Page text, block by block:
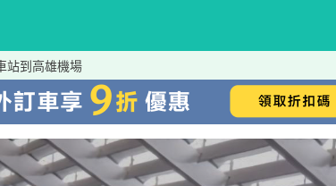
站到高雄機場